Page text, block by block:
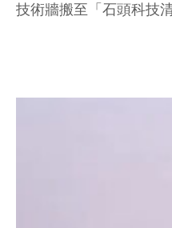
技術牆搬至「石頭科技